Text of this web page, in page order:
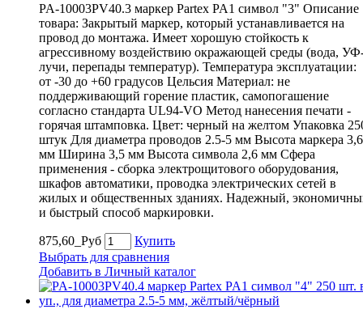
PA-10003PV40.3 маркер Partex PA1 символ "3" Описание
товара: Закрытый маркер, который устанавливается на
провод до монтажа. Имеет хорошую стойкость к
агрессивному воздействию окражающей среды (вода,
лучи, перепады температур). Температура эксплуатации:
от -30 до +60 градусов Цельсия Материал: не
поддерживающий горение пластик, самопогашение
согласно стандарта UL94-VO Метод нанесения печати -
горячая штамповка. Цвет: черный на желтом Упаковка
штук Для диаметра проводов 2.5-5 мм Высота маркера 3,6
мм Ширина 3,5 мм Высота символа 2,6 мм Сфера
применения - сборка электрощитового оборудования,
шкафов автоматики, проводка электрических сетей в
жилых и общественных зданиях. Надежный,
и быстрый способ маркировки.
875,60_Руб
Купить
Выбрать для сравнения
Добавить в Личный каталог